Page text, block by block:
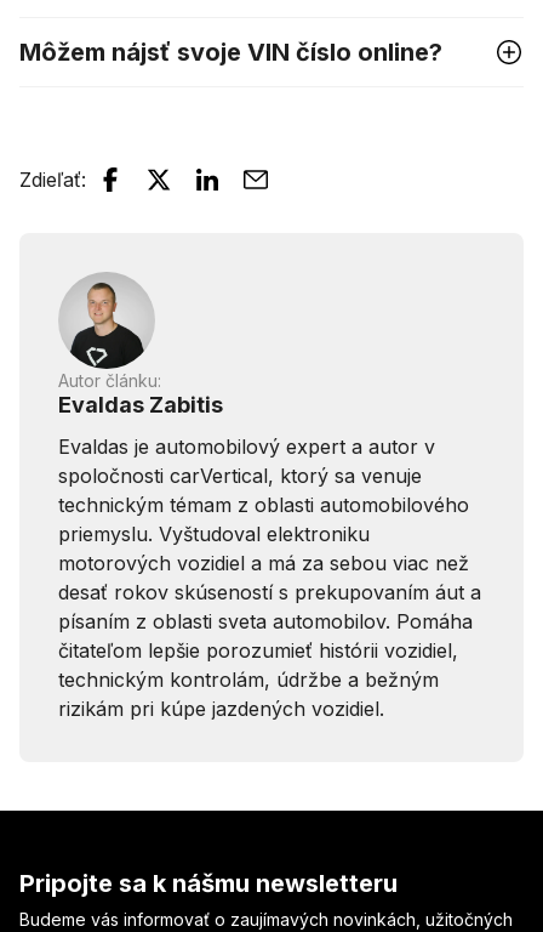
Môžem nájsť svoje VIN číslo online?
Zdieľať:
Autor článku:
Evaldas Zabitis
Evaldas je automobilový expert a autor v
spoločnosti carVertical, ktorý sa venuje
technickým témam z oblasti automobilového
priemyslu. Vyštudoval elektroniku
motorových vozidiel a má za sebou viac než
desať rokov skúseností s prekupovaním áut a
písaním z oblasti sveta automobilov. Pomáha
čitateľom lepšie porozumieť histórii vozidiel,
technickým kontrolám, údržbe a bežným
rizikám pri kúpe jazdených vozidiel.
Pripojte sa k nášmu newsletteru
Budeme vás informovať o zaujímavých novinkách, užitočných